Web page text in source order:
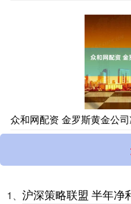
众和网配资 金罗斯黄金公
1、 沪深策略联盟 半年净